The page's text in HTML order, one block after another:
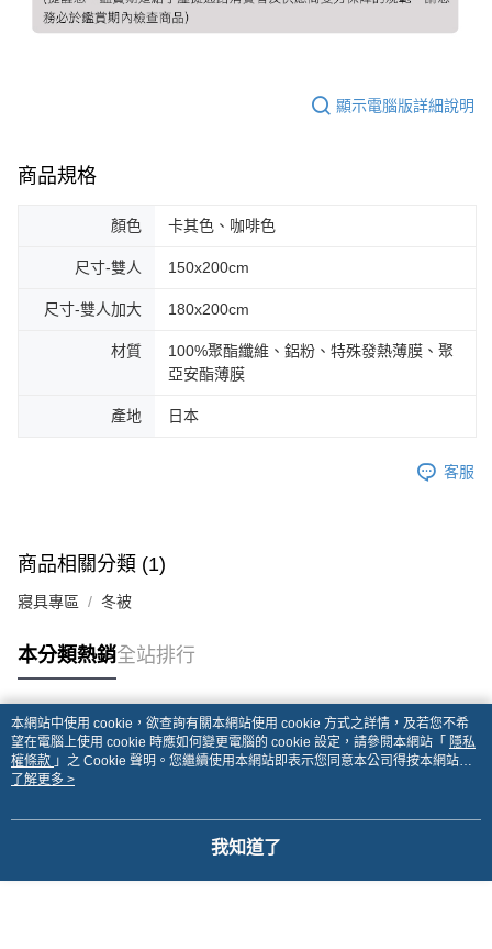
顯示電腦版詳細說明
商品規格
顏色 卡其色、咖啡色
尺寸-雙人 150x200cm
尺寸-雙人加大 180x200cm
材質
100%聚酯纖維、鋁粉、特殊發熱薄膜、聚
亞安酯薄膜
產地 日本
客服
商品相關分類 (1)
寢具專區 冬被
本分類熱銷全站排行
熱門標籤
本網站中使用 cookie，欲查詢有關本網站使用 cookie 方式之詳情，及若您不希
望在電腦上使用 cookie 時應如何變更電腦的 cookie 設定，請參閱本網站「 隱私
權條款 」之 Cookie 聲明。您繼續使用本網站即表示您同意本公司得按本網站使
用條款之 Cookie 聲明使用 cookie。
了解更多 >
我知道了